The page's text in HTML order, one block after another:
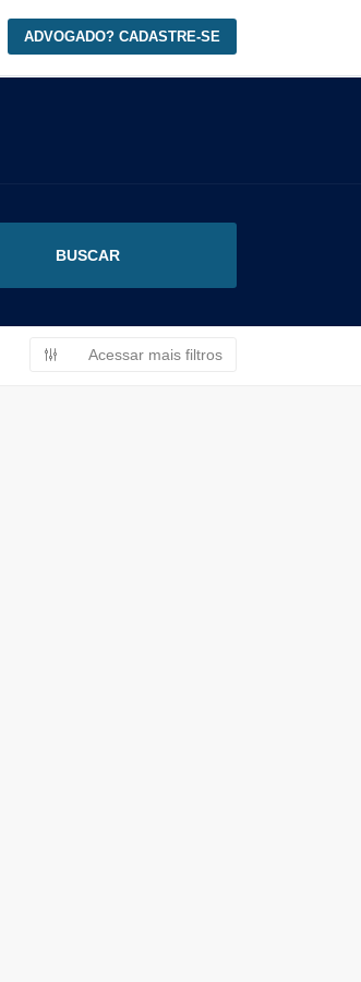
ADVOGADO? CADASTRE-SE
Acessar mais filtros